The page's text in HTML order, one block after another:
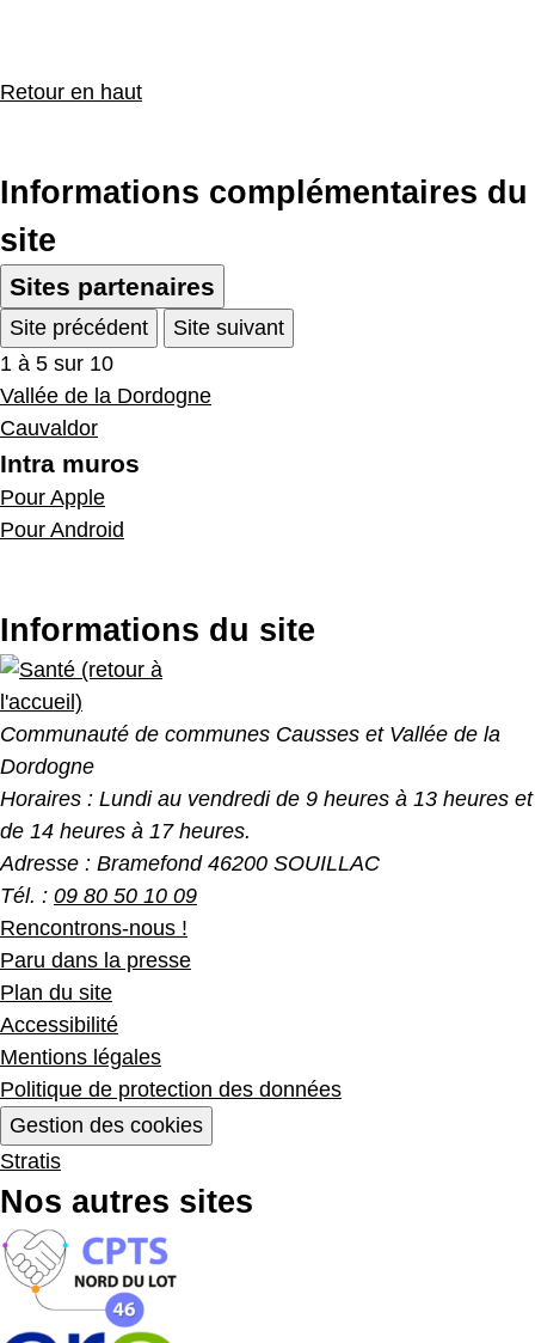
Retour en haut
Informations complémentaires du
site
Sites partenaires
Site précédent
Site suivant
1 à 5 sur 10
Vallée de la Dordogne
Cauvaldor
Intra muros
Pour Apple
Pour Android
Informations du site
Communauté de communes Causses et Vallée de la
Dordogne
Horaires : Lundi au vendredi de 9 heures à 13 heures et
de 14 heures à 17 heures.
Adresse : Bramefond 46200 SOUILLAC
Tél. : 09 80 50 10 09
Rencontrons-nous !
Paru dans la presse
Plan du site
Accessibilité
Mentions légales
Politique de protection des données
Gestion des cookies
Stratis
Nos autres sites